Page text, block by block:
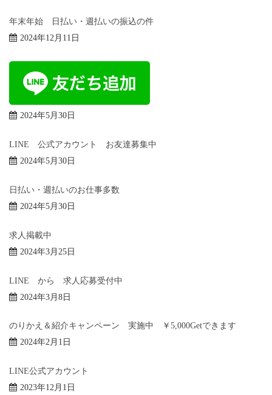
年末年始 日払い・週払いの振込の件
2024年12月11日
2024年5月30日
LINE 公式アカウント お友達募集中
2024年5月30日
日払い・週払いのお仕事多数
2024年5月30日
求人掲載中
2024年3月25日
LINE から 求人応募受付中
2024年3月8日
のりかえ＆紹介キャンペーン 実施中 ￥5,000Getできます
2024年2月1日
LINE公式アカウント
2023年12月1日